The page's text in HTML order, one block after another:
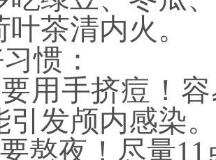
茶清内火。
惯：
要用手挤痘！
引发颅内感染。
熬夜！尽量